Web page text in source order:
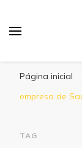
Página inicial
empresa de
TAG